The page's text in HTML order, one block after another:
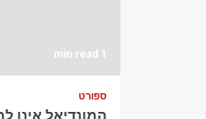
1 min read
ספורט